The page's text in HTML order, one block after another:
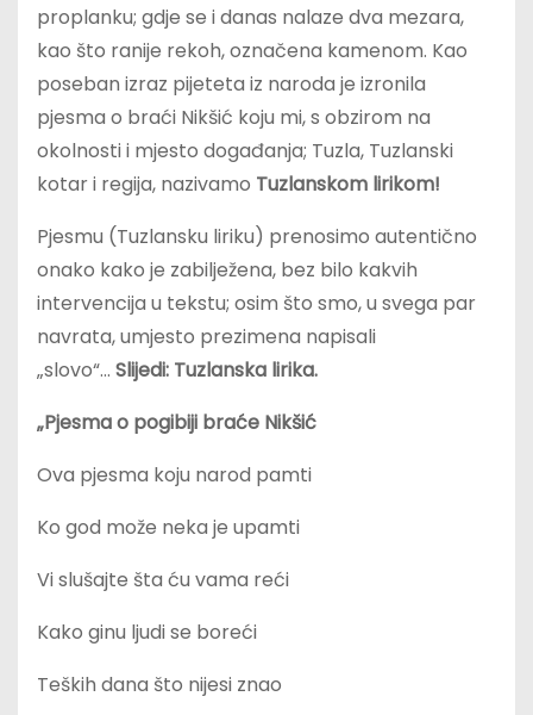
proplanku; gdje se i danas nalaze dva mezara,
kao što ranije rekoh, označena kamenom. Kao
poseban izraz pijeteta iz naroda je izronila
pjesma o braći Nikšić koju mi, s obzirom na
okolnosti i mjesto događanja; Tuzla, Tuzlanski
kotar i regija, nazivamo Tuzlanskom lirikom!
Pjesmu (Tuzlansku liriku) prenosimo autentično
onako kako je zabilježena, bez bilo kakvih
intervencija u tekstu; osim što smo, u svega par
navrata, umjesto prezimena napisali
„slovo“… Slijedi: Tuzlanska lirika.
„Pjesma o pogibiji braće Nikšić
Ova pjesma koju narod pamti
Ko god može neka je upamti
Vi slušajte šta ću vama reći
Kako ginu ljudi se boreći
Teških dana što nijesi znao